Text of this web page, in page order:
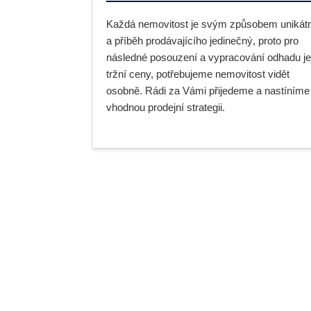
Každá nemovitost je svým způsobem
a příběh prodávajícího jedinečný, proto pro
následné posouzení a vypracování odhadu
tržní ceny, potřebujeme nemovitost vidět
osobně. Rádi za Vámi přijedeme a nastíníme
vhodnou prodejní strategii.